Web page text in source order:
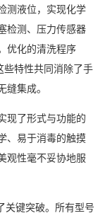
测液位，实现化学
检测、压力传感器
优化的清洗程序
些特性共同消除了手
集成。
了形式与功能的
、易于消毒的触摸
观性毫不妥协地服
键突破。所有型号